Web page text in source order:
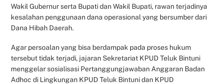
Wakil Gubernur serta Bupati dan Wakil Bupati, rawan terjadinya
kesalahan penggunaan dana operasional yang bersumber dari
Dana Hibah Daerah.
Agar persoalan yang bisa berdampak pada proses hukum
tersebut tidak terjadi, jajaran Sekretariat KPUD Teluk Bintuni
menggelar sosialisasi Pertanggungjawaban Anggaran Badan
Adhoc di Lingkungan KPUD Teluk Bintuni dan KPUD